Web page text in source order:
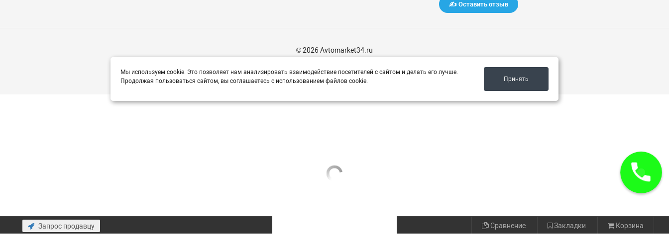
✍️ Оставить отзыв
© 2026 Avtomarket34.ru
Мы используем cookie. Это позволяет нам анализировать взаимодействие посетителей с сайтом и делать его лучше.
Продолжая пользоваться сайтом, вы соглашаетесь с использованием файлов cookie.
Принять
Запрос продавцу Сравнение Закладки Корзина